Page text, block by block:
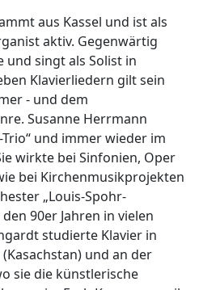
aus Kassel und ist als
aktiv. Gegenwärtig
und singt als Solist in
Klavierliedern gilt sein
- und dem
Susanne Herrmann
und immer wieder im
wirkte bei Sinfonien, Oper
bei Kirchenmusikprojekten
„Louis-Spohr-
90er Jahren in vielen
studierte Klavier in
und an der
sie die künstlerische